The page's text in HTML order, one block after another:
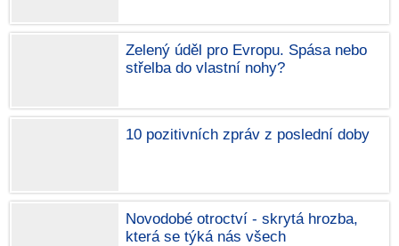
Zelený úděl pro Evropu. Spása nebo
střelba do vlastní nohy?
10 pozitivních zpráv z poslední doby
Novodobé otroctví - skrytá hrozba,
která se týká nás všech